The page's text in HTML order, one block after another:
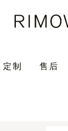
定制 售后